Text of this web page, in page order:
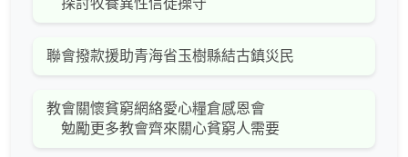
探討牧養異性信徒操守
聯會撥款援助青海省玉樹縣結古鎮災民
教會關懷貧窮網絡愛心糧倉感恩會
勉勵更多教會齊來關心貧窮人需要